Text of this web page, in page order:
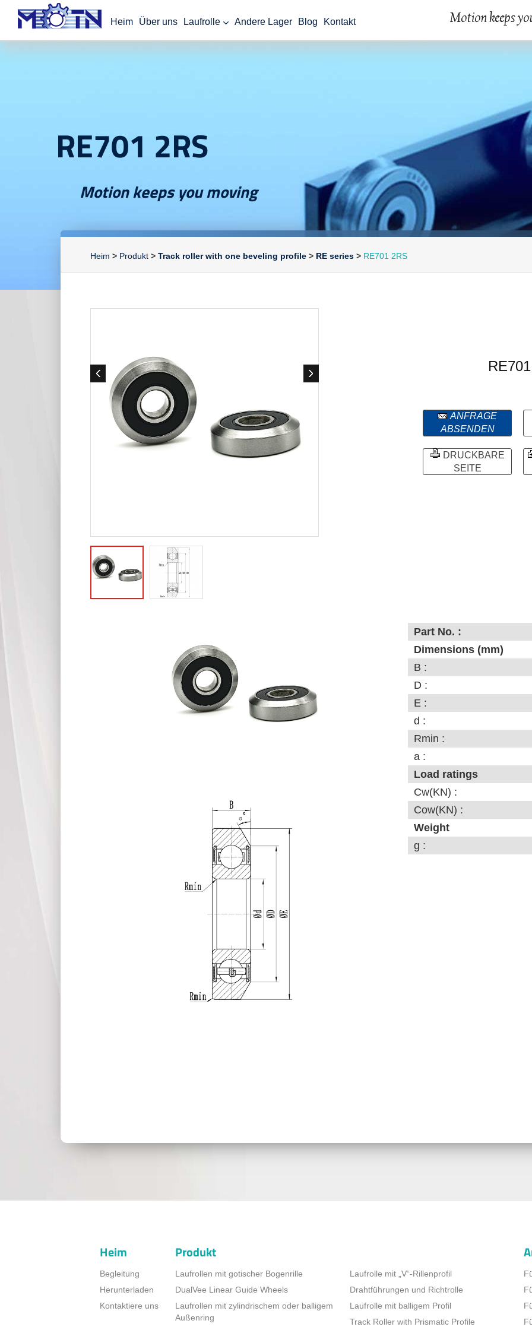
Heim Über uns Laufrolle Andere Lager Blog Kontakt
RE701 2RS
Motion keeps you moving
Heim > Produkt > Track roller with one beveling profile > RE series > RE701 2RS
ANFRAGE
ABSENDEN
DRUCKBARE
SEITE
Part No. :
Dimensions (mm)
B :
D :
E :
d :
Rmin :
a :
Load ratings
Cw(KN) :
Cow(KN) :
Weight
g :
Heim
Begleitung
Herunterladen
Kontaktiere uns
Produkt
Laufrollen mit gotischer Bogenrille
Laufrolle mit „V“-Rillenprofil
DualVee Linear Guide Wheels
Drahtführungen und Richtrolle
Laufrollen mit zylindrischem oder balligem
Außenring
Laufrolle mit balligem Profil
Track Roller with Prismatic Profile